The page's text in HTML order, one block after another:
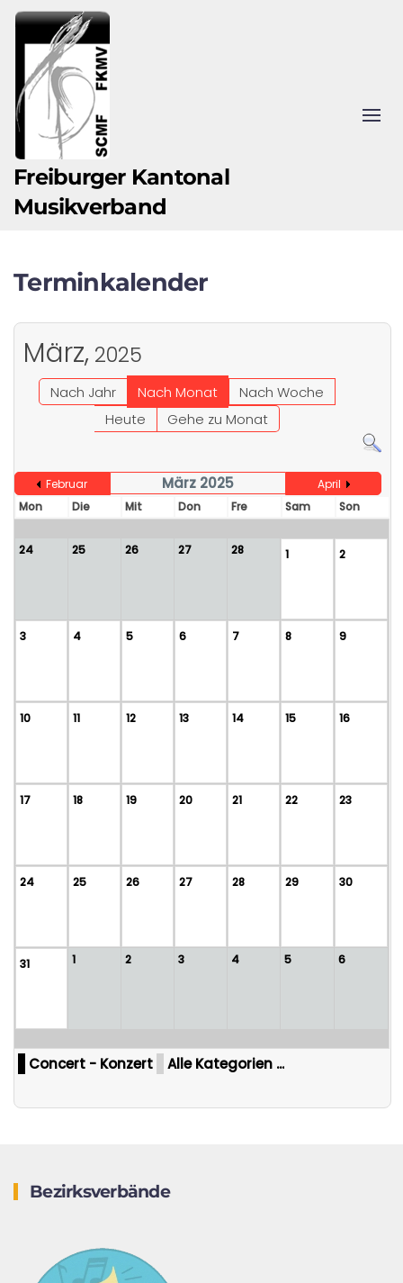
Zum Hauptinhalt springen
Freiburger Kantonal
Musikverband
Terminkalender
März, 2025
Nach Jahr Nach Monat
Nach Woche
Heute
Gehe zu Monat
Februar März 2025
April
Mon
Die Mit Don Fre Sam Son
24 25 26 27 28 1 2
3 4 5 6 7 8 9
10 11 12 13 14 15 16
17 18 19 20 21 22 23
24 25 26 27 28 29 30
31 1 2 3 4 5 6
Concert - Konzert Alle Kategorien ...
Bezirksverbände